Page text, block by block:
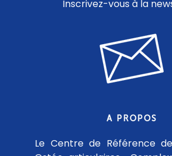
Inscrivez-vous à la
A PROPOS
Le Centre de Référence